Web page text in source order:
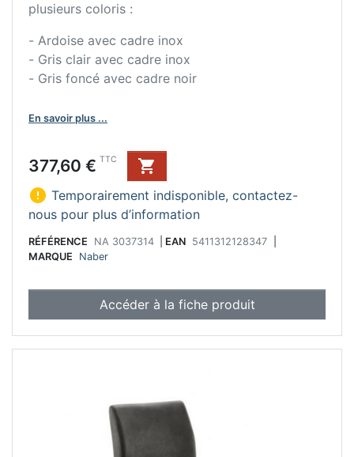
plusieurs coloris :
- Ardoise avec cadre inox
- Gris clair avec cadre inox
- Gris foncé avec cadre noir
En savoir plus ...
Prix
377,60 € TTC

 Temporairement indisponible, contactez-
nous pour plus d’information
RÉFÉRENCE NA 3037314 EAN 5411312128347
MARQUE
Naber
Accéder à la fiche produit